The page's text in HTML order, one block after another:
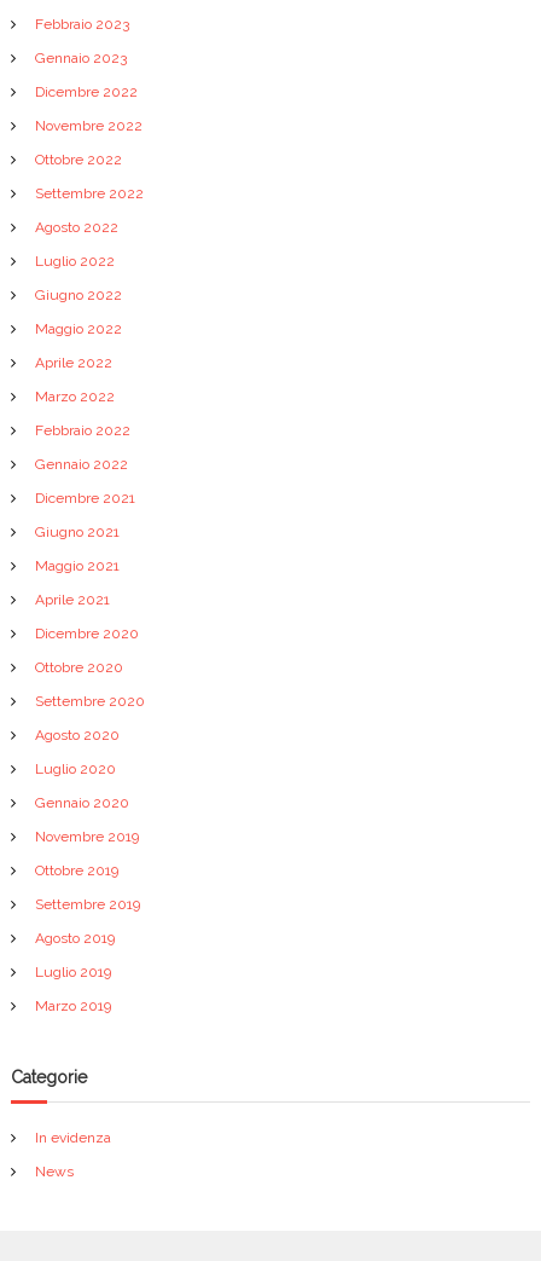
Febbraio 2023
Gennaio 2023
Dicembre 2022
Novembre 2022
Ottobre 2022
Settembre 2022
Agosto 2022
Luglio 2022
Giugno 2022
Maggio 2022
Aprile 2022
Marzo 2022
Febbraio 2022
Gennaio 2022
Dicembre 2021
Giugno 2021
Maggio 2021
Aprile 2021
Dicembre 2020
Ottobre 2020
Settembre 2020
Agosto 2020
Luglio 2020
Gennaio 2020
Novembre 2019
Ottobre 2019
Settembre 2019
Agosto 2019
Luglio 2019
Marzo 2019
Categorie
In evidenza
News